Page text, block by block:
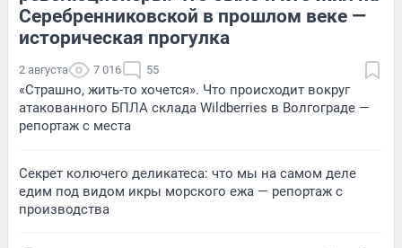
Серебренниковской в прошлом веке —
историческая прогулка
2 августа 7 016 55
«Страшно, жить-то хочется». Что происходит вокруг
атакованного БПЛА склада Wildberries в Волгограде —
репортаж с места
Секрет колючего деликатеса: что мы на самом деле
едим под видом икры морского ежа — репортаж с
производства